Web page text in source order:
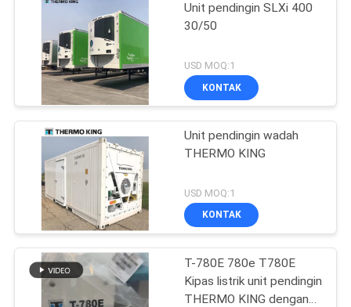
Unit pendingin SLXi 400
30/50
USD MOQ:1
KONTAK
Unit pendingin wadah
THERMO KING
USD MOQ:1
KONTAK
T-780E 780e T780E
Kipas listrik unit pendingin
THERMO KING dengan